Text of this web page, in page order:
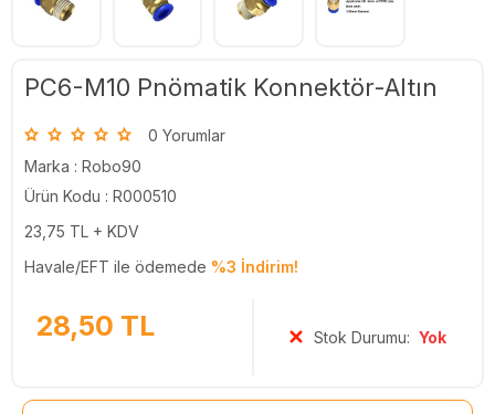
PC6-M10 Pnömatik Konnektör-Altın
0 Yorumlar
Marka : Robo90
Ürün Kodu : R000510
23,75 TL + KDV
Havale/EFT ile ödemede %3 İndirim!
28,50 TL Stok Durumu:Yok